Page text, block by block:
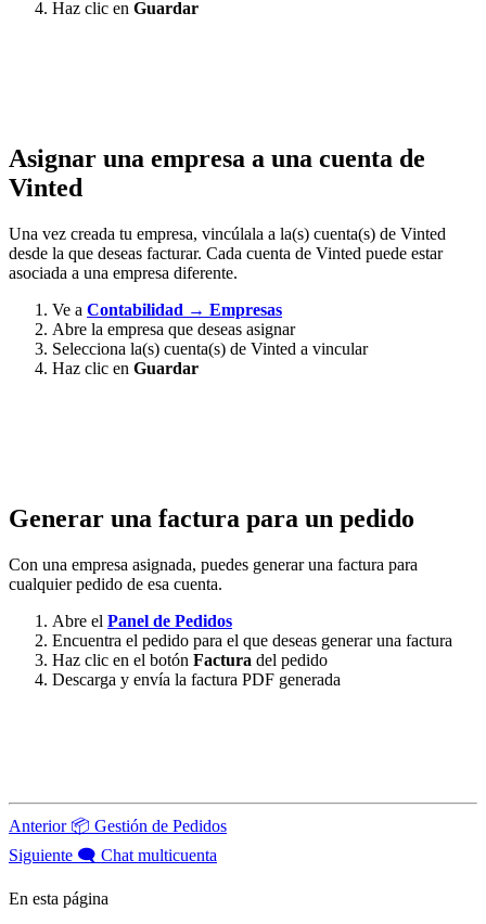
Haz clic en Guardar
Asignar una empresa a una cuenta de
Vinted
Una vez creada tu empresa, vincúlala a la(s) cuenta(s) de Vinted
desde la que deseas facturar. Cada cuenta de Vinted puede estar
asociada a una empresa diferente.
Ve a Contabilidad → Empresas
Abre la empresa que deseas asignar
Selecciona la(s) cuenta(s) de Vinted a vincular
Haz clic en Guardar
Generar una factura para un pedido
Con una empresa asignada, puedes generar una factura para
cualquier pedido de esa cuenta.
Abre el Panel de Pedidos
Encuentra el pedido para el que deseas generar una factura
Haz clic en el botón Factura del pedido
Descarga y envía la factura PDF generada
Anterior 📦 Gestión de Pedidos
Siguiente 🗨️ Chat multicuenta
En esta página